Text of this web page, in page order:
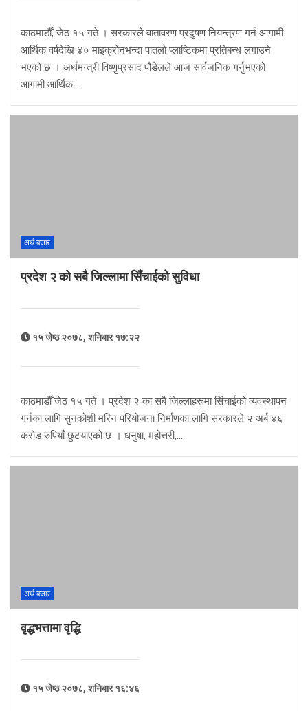
काठमाडौँ, जेठ १५ गते । सरकारले वातावरण प्रदुषण नियन्त्रण गर्न आगामी
आर्थिक वर्षदेखि ४० माइक्रोनभन्दा पातलो प्लाष्टिकमा प्रतिबन्ध लगाउने
भएको छ । अर्थमन्त्री विष्णुप्रसाद पौडेलले आज सार्वजनिक गर्नुभएको
आगामी आर्थिक…
अर्थ बजार
प्रदेश २ को सबै जिल्लामा सिँचाईको सुविधा
१५ जेष्ठ २०७८, शनिबार १७:२२
काठमाडौँ जेठ १५ गते । प्रदेश २ का सबै जिल्लाहरूमा सिंचाईको व्यवस्थापन
गर्नका लागि सुनकोशी मरिन परियोजना निर्माणका लागि सरकारले २ अर्ब ४६
करोड रुपियाँ छुटयाएको छ । धनुषा, महोत्तरी,…
अर्थ बजार
वृद्धभत्तामा वृद्धि
१५ जेष्ठ २०७८, शनिबार १६:४६